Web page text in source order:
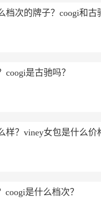
档次的牌子？coogi和古
coogi是古驰吗？
样？viney女包是什么价
是什么档次？